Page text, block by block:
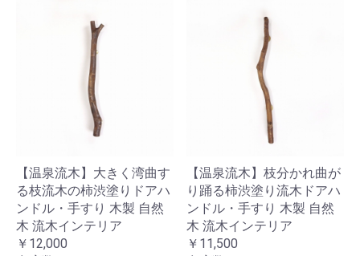
【温泉流木】大きく湾曲す
る枝流木の柿渋塗りドアハ
ンドル・手すり 木製 自然
木 流木インテリア
￥12,000
【温泉流木】枝分かれ曲が
り踊る柿渋塗り流木ドアハ
ンドル・手すり 木製 自然
木 流木インテリア
￥11,500